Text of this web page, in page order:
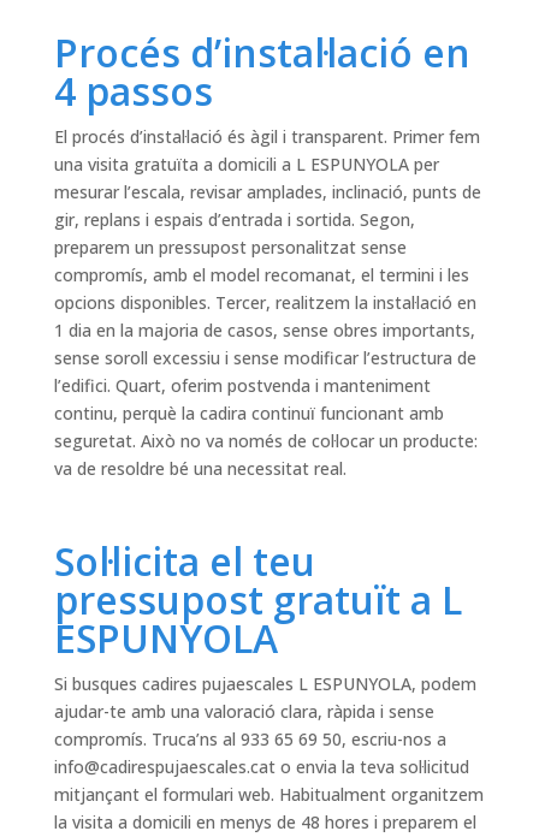
Procés d’instal·lació en
4 passos
El procés d’instal·lació és àgil i transparent. Primer fem
una visita gratuïta a domicili a L ESPUNYOLA per
mesurar l’escala, revisar amplades, inclinació, punts de
gir, replans i espais d’entrada i sortida. Segon,
preparem un pressupost personalitzat sense
compromís, amb el model recomanat, el termini i les
opcions disponibles. Tercer, realitzem la instal·lació en
1 dia en la majoria de casos, sense obres importants,
sense soroll excessiu i sense modificar l’estructura de
l’edifici. Quart, oferim postvenda i manteniment
continu, perquè la cadira continuï funcionant amb
seguretat. Això no va només de col·locar un producte:
va de resoldre bé una necessitat real.
Sol·licita el teu
pressupost gratuït a L
ESPUNYOLA
Si busques cadires pujaescales L ESPUNYOLA, podem
ajudar-te amb una valoració clara, ràpida i sense
compromís. Truca’ns al 933 65 69 50, escriu-nos a
info@cadirespujaescales.cato envia la teva sol·licitud
mitjançant el formulari web. Habitualment organitzem
la visita a domicili en menys de 48 hores i preparem el